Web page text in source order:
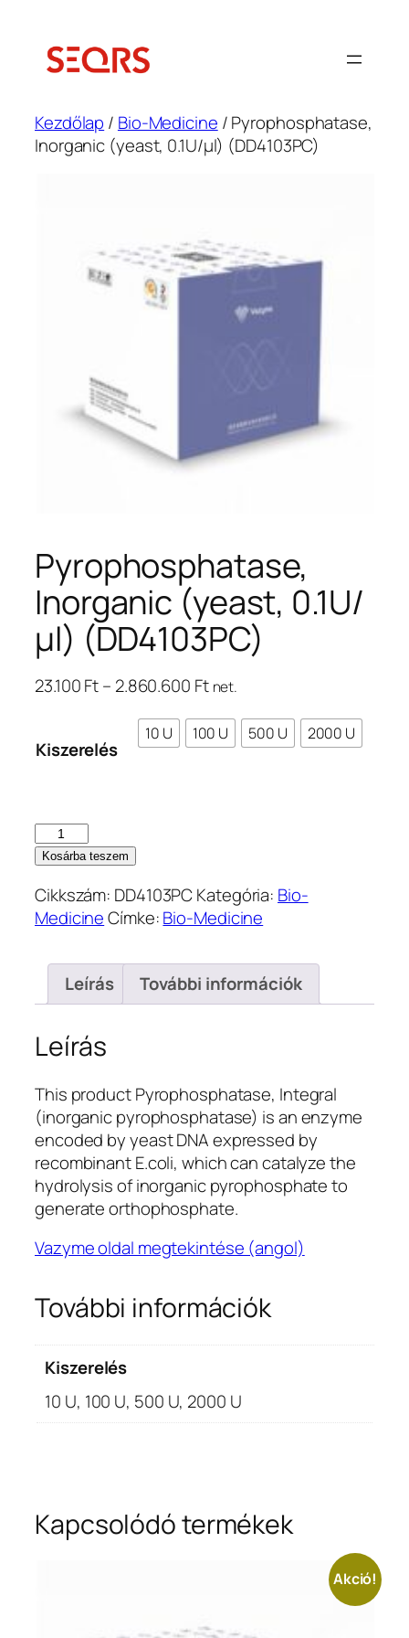
tartalomhoz
Kezdőlap / Bio-Medicine / Pyrophosphatase,
Inorganic (yeast, 0.1U/μl) (DD4103PC)
Pyrophosphatase,
Inorganic (yeast, 0.1U/
μl) (DD4103PC)
23.100Ft– 2.860.600 FtÁrtartomány:
–
2.860.600 Ft
net.
Kiszerelés
10 U 100 U 500 U 2000 U
Pyrophosphatase,
Inorganic
0.1U/
μl)
mennyiség
Kosárba teszem
Cikkszám: DD4103PCKategória: Bio-
MedicineCímke:Bio-Medicine
Leírás További információk
Leírás
This product Pyrophosphatase, Integral
(inorganic pyrophosphatase) is an enzyme
encoded by yeast DNA expressed by
recombinant E.coli, which can catalyze the
hydrolysis of inorganic pyrophosphate to
generate orthophosphate.
Vazyme oldal megtekintése (angol)
További információk
Kiszerelés
10 U, 100 U, 500 U, 2000 U
Kapcsolódó termékek
Akció!